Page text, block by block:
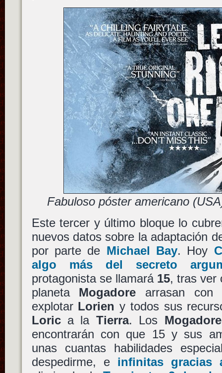
Fabuloso póster americano
Este tercer y último bloque lo
nuevos datos sobre la adaptación
por parte de Michael Bay. Hoy
algo más del secreto
protagonista se llamará 15, tras ver
planeta Mogadore arrasan con
explotar Lorien y todos sus
Lorica la Tierra. Los Mogadore
encontrarán con que 15 y sus
unas cuantas habilidades
despedirme, e infinitas gracias